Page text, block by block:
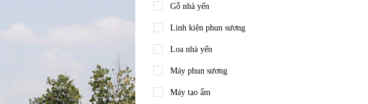
Gỗ nhà yến
Linh kiện phun sương
Loa nhà yến
Máy phun sương
Máy tạo ẩm